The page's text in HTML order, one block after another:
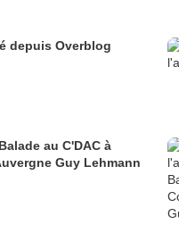
Article publié depuis Overblog
au C'DAC à
Guy Lehmann